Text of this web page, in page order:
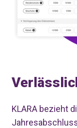
KLARA bezieht